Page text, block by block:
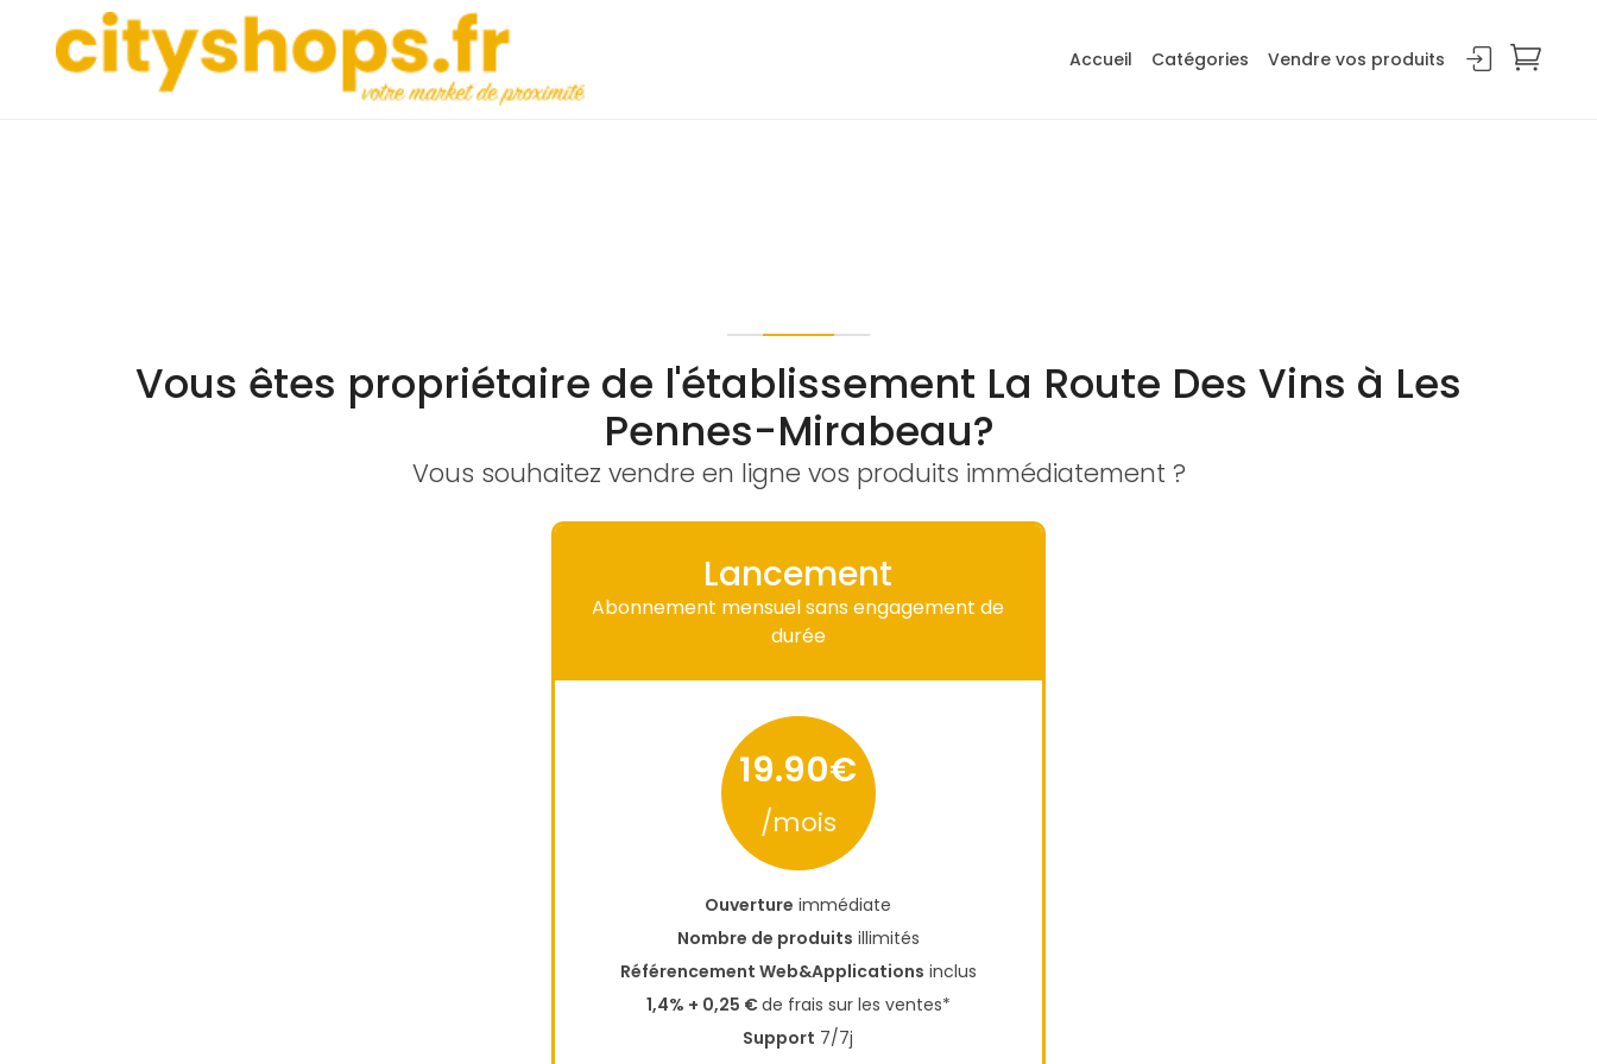
Accueil Catégories Vendre vos produits
Vous êtes propriétaire de l'établissement La Route Des Vins à Les
Pennes-Mirabeau?
Vous souhaitez vendre en ligne vos produits immédiatement ?
Lancement
Abonnement mensuel sans engagement de
durée
19.90€
/mois
Ouverture immédiate
Nombre de produits illimités
Référencement Web&Applications inclus
1,4% + 0,25 €de frais sur les ventes*
Support 7/7j